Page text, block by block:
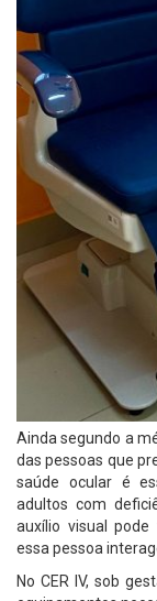
Ainda segundo a
das pessoas que
saúde ocular é
adultos com
auxílio visual
essa pessoa
No CER IV, sob